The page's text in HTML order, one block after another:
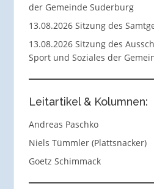
der Gemeinde Suderburg
13.08.2026 Sitzung des
13.08.2026 Sitzung des
Sport und Soziales der
Leitartikel & Kolumnen:
Andreas Paschko
Niels Tümmler (Plattsnacker)
Goetz Schimmack